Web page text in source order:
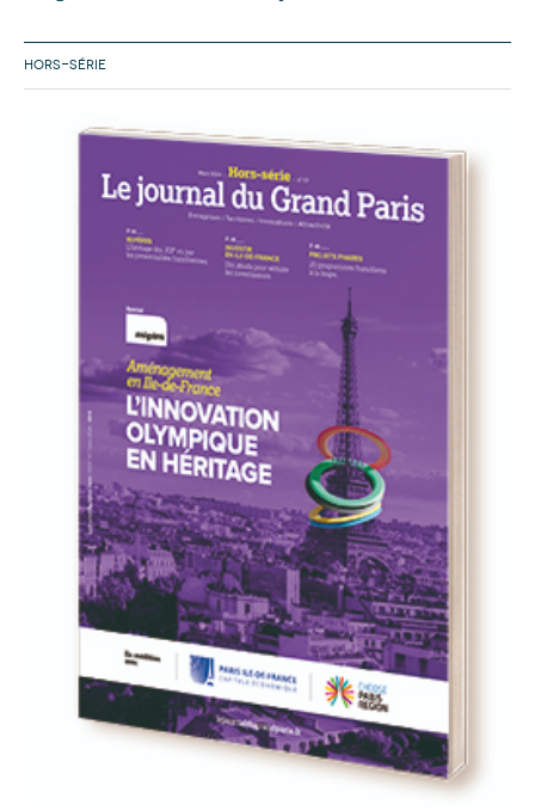
HORS-SÉRIE